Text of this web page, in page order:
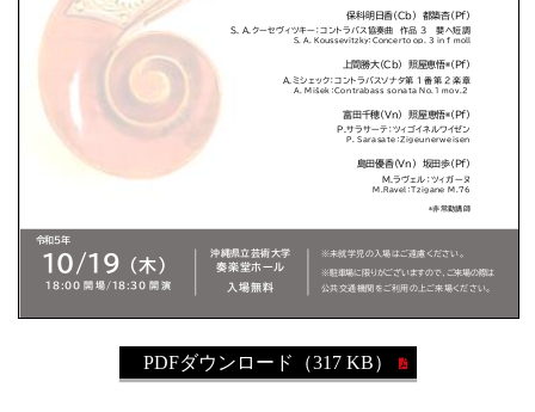
PDFダウンロード（317 KB）